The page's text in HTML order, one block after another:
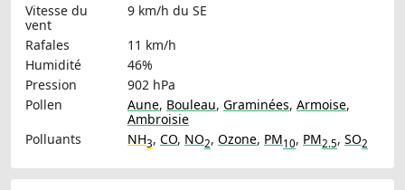
Vitesse du
vent
9 km/h du SE
Rafales
11 km/h
Humidité
46%
Pression
902 hPa
Pollen
Aune, Bouleau, Graminées, Armoise,
Ambroisie
Polluants
NH3, CO, NO2, Ozone, PM10, PM2.5, SO2